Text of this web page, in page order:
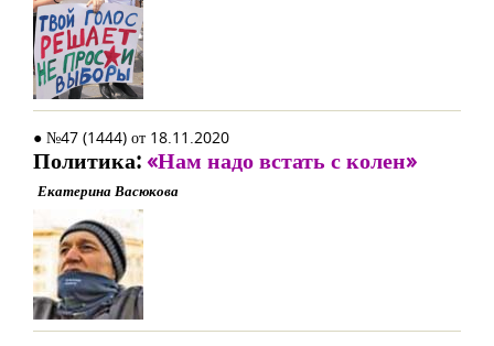
● №47 (1444) от 18.11.2020
Политика:«Нам надо встать с колен»
Екатерина Васюкова